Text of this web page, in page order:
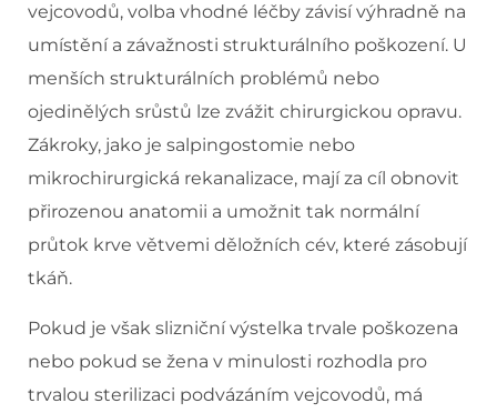
vejcovodů, volba vhodné léčby závisí výhradně na
umístění a závažnosti strukturálního poškození. U
menších strukturálních problémů nebo
ojedinělých srůstů lze zvážit chirurgickou opravu.
Zákroky, jako je salpingostomie nebo
mikrochirurgická rekanalizace, mají za cíl obnovit
přirozenou anatomii a umožnit tak normální
průtok krve větvemi děložních cév, které zásobují
tkáň.
Pokud je však slizniční výstelka trvale poškozena
nebo pokud se žena v minulosti rozhodla pro
trvalou sterilizaci podvázáním vejcovodů, má